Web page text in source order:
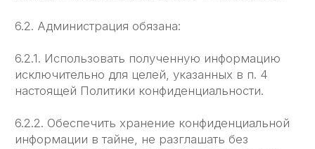
заявления или поведение любого третьего лица
7.9. Администрация не несет ответственность
за какую-либо информацию, размещенную
пользователем на сайте ЛЕГЧЕ, включая,
но не ограничиваясь:
без прямого согласия владельца авторского